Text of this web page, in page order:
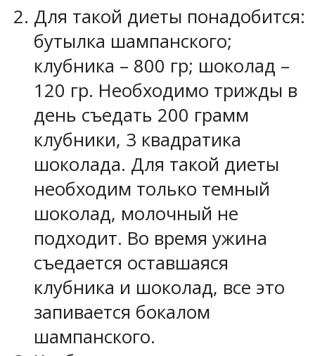
Для такой диеты понадобится:
бутылка шампанского;
клубника – 800 гр; шоколад –
120 гр. Необходимо трижды в
день съедать 200 грамм
клубники, 3 квадратика
шоколада. Для такой диеты
необходим только темный
шоколад, молочный не
подходит. Во время ужина
съедается оставшаяся
клубника и шоколад, все это
запивается бокалом
шампанского.